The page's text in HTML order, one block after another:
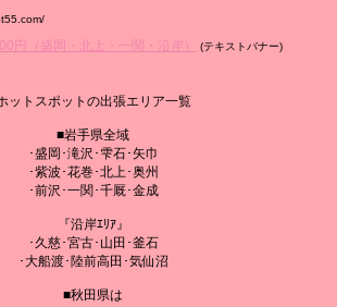
円（盛岡・北上・一関・沿岸） (テキストバナー)
ットスポットの出張エリア一覧
■岩手県全域
･盛岡･滝沢･雫石･矢巾
･紫波･花巻･北上･奥州
･前沢･一関･千厩･金成
『沿岸ｴﾘｱ』
･久慈･宮古･山田･釜石
･大船渡･陸前高田･気仙沼
■秋田県は